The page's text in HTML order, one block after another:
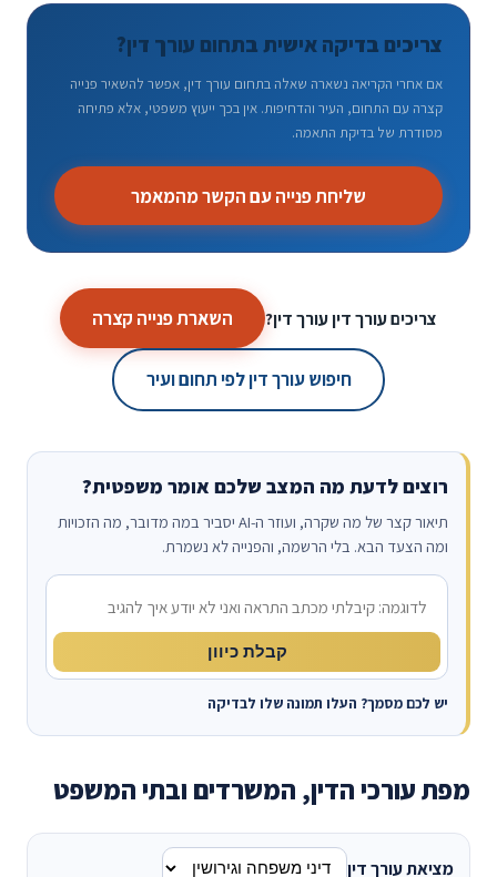
צריכים בדיקה אישית בתחום עורך דין?
אם אחרי הקריאה נשארה שאלה בתחום עורך דין, אפשר להשאיר פנייה
קצרה עם התחום, העיר והדחיפות. אין בכך ייעוץ משפטי, אלא פתיחה
מסודרת של בדיקת התאמה.
שליחת פנייה עם הקשר מהמאמר
צריכים עורך דין עורך דין? השארת פנייה קצרה
חיפוש עורך דין לפי תחום ועיר
רוצים לדעת מה המצב שלכם אומר משפטית?
תיאור קצר של מה שקרה, ועוזר ה-AI יסביר במה מדובר, מה הזכויות
ומה הצעד הבא. בלי הרשמה, והפנייה לא נשמרת.
מה קרה?
קבלת כיוון
יש לכם מסמך? העלו תמונה שלו לבדיקה
מפת עורכי הדין, המשרדים ובתי המשפט
מציאת עורך דין